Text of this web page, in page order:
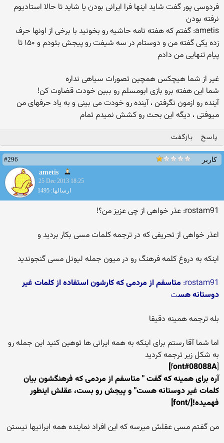
فردوسی پور گفت شاید اینها فرا ایرانی بودن یا شاید تا حالا استادیوم
نرفته بودن
ametis: گفتم که هفته نامه حاشیه رو بخونید با برخی از اونها حرف
زده یکی گفته من و دوستام در سه شیفت رو پیجش بئودم و ۱۵۰ تا
پیام تنهایی من دادم
غیر از شما هیچکس همچین تصورات سیاهی نداره
شما این هفته برو بازی ابومسلم رو ببین خودت قضاوت کن!
آینده رو ازمون نگرفتن ، آینده رو خودت می بینی و به یاد حرفهای من
میوفتی ، دیگه این بحث رو کشش نمیدم تمام
پاسخ بازگفت
کاربر
#296
ametis
25 Dec 2013 18:25
ارسالها: 1495
rostam91: عذر خواهی از چی عزیز من؟!
اعذر خواهی از تحریفی که در ترجمه کلمات مسی بکار بردید و
اینکه به دروغ کلمه فرهنگ رو در میون جمله لیونل مسی گنجوندید
rostam91: متاسفم از مردمی که کارشون استفاده از کلمات غیر
دوستانه هست
بله ترجمه همینه دقیقا
اما شما آقا رستم برای اینکه به همه ایرانی ها توهین کنید این جمله رو
به شکل زیر ترجمه کردید
[f
ont#08088A]
آره برای همینه که گفت " متاسفم از مردمی که فرهنگشون بیان
کلمات غیر دوستانه هست" و پیجش رو بست، عقلش اینطور
فهمیده![/font]
من گفتم مسی عقلش میرسه که این افراد نماینده همه ایرانیها نیستن